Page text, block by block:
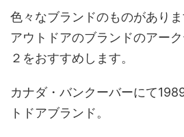
色々なブランドのものがあり
アウトドアのブランドのアー
２をおすすめします。
カナダ・バンクーバーにて
トドアブランド。